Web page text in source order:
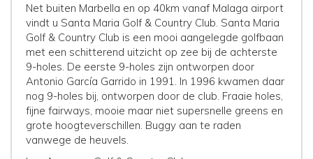
Net buiten Marbella en op 40km vanaf Malaga airport
vindt u Santa Maria Golf & Country Club. Santa Maria
Golf & Country Club is een mooi aangelegde golfbaan
met een schitterend uitzicht op zee bij de achterste
9-holes. De eerste 9-holes zijn ontworpen door
Antonio García Garrido in 1991. In 1996 kwamen daar
nog 9-holes bij, ontworpen door de club. Fraaie holes,
fijne fairways, mooie maar niet supersnelle greens en
grote hoogteverschillen. Buggy aan te raden
vanwege de heuvels.